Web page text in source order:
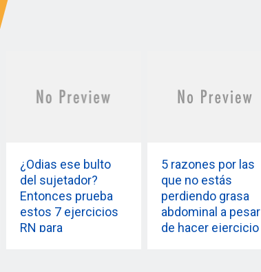
¿Odias ese bulto
del sujetador?
Entonces prueba
estos 7 ejercicios
RN para
5 razones por las
que no estás
perdiendo grasa
abdominal a pesar
de hacer ejercicio